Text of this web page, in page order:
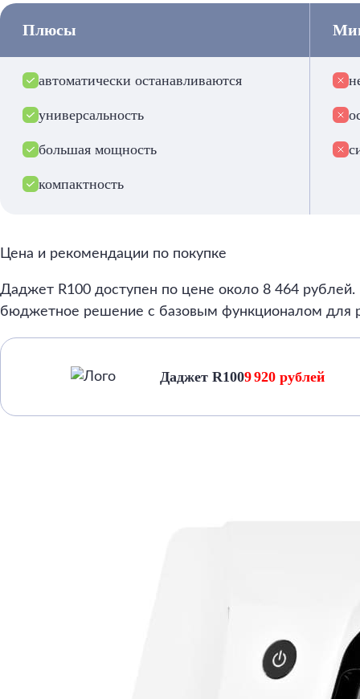
Плюсы
автоматически останавливаются
универсальность
большая мощность
компактность
Цена и рекомендации по покупке
Даджет R100 доступен по цене около 8 464
бюджетное решение с базовым функционалом для
Даджет R1009 920 рублей